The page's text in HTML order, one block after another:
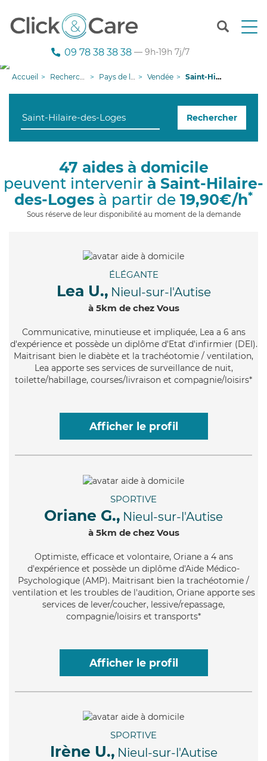
T
n
g
i
o
09 78 38 38 38 — 9h-19h 7j/7
Accueil Recherche aide à domicile Pays de la Loire Vendée Saint-Hilaire-des-Loges
Rechercher
47 aides à domicile
peuvent intervenir à Saint-Hilaire-
des-Loges à partir de 19,90€/h*
Sous réserve de leur disponibilité au moment de la demande
ÉLÉGANTE
Lea U., Nieul-sur-l'Autise
à 5km de chez Vous
Communicative, minutieuse et impliquée, Lea a 6 ans
d'expérience et possède un diplôme d'Etat d'infirmier (DEI).
Maitrisant bien le diabète et la trachéotomie / ventilation,
Lea apporte ses services de surveillance de nuit,
toilette/habillage, courses/livraison et compagnie/loisirs*
Afficher le profil
SPORTIVE
Oriane G., Nieul-sur-l'Autise
à 5km de chez Vous
Optimiste, efficace et volontaire, Oriane a 4 ans
d'expérience et possède un diplôme d'Aide Médico-
Psychologique (AMP). Maitrisant bien la trachéotomie /
ventilation et les troubles de l'audition, Oriane apporte ses
services de lever/coucher, lessive/repassage,
compagnie/loisirs et transports*
Afficher le profil
SPORTIVE
Irène U., Nieul-sur-l'Autise